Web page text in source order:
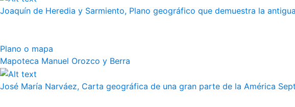
Joaquín de Heredia y Sarmiento, Plano geográfico que demuestra la
Plano o mapa
Mapoteca Manuel Orozco y Berra
José María Narváez, Carta geográfica de una gran parte de la América